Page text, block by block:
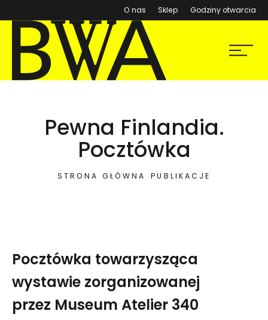
O nas Sklep (otwiera się w nowym
Godziny otwarcia
BWA Wrocław
Galerie Sztuki Współczesnej
Menu
Pewna Finlandia.
Pocztówka
STRONA GŁÓWNA PUBLIKACJE
Pocztówka towarzysząca
wystawie zorganizowanej
przez Museum Atelier 340